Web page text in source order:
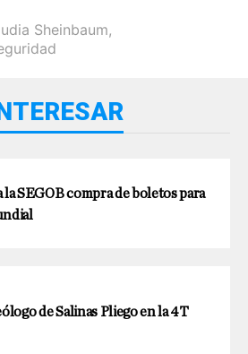
Sheinbaum,
la SEGOB compra de boletos para
de Salinas Pliego en la 4T